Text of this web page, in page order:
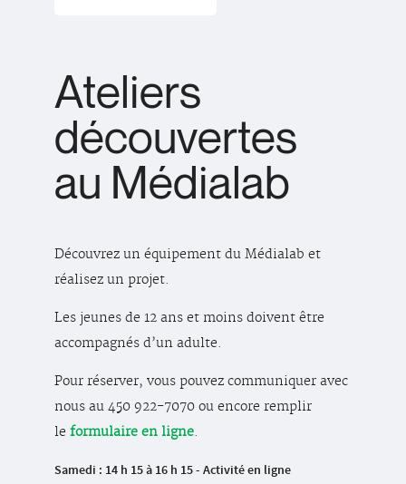
Ateliers
découvertes
au Médialab
Découvrez un équipement du Médialab et
réalisez un projet.
Les jeunes de 12 ans et moins doivent être
accompagnés d’un adulte.
Pour réserver, vous pouvez communiquer avec
nous au 450 922-7070 ou encore remplir
le formulaire en ligne.
Samedi : 14 h 15 à 16 h 15 - Activité en ligne